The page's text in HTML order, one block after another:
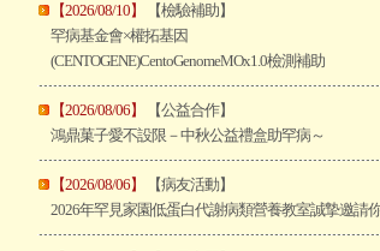
【2026/08/10】
【檢驗補助】
罕病基金會×權拓基因
(CENTOGENE)CentoGenomeMOx1.0檢測補助
【2026/08/06】
【公益合作】
鴻鼎菓子愛不設限－中秋公益禮盒助罕病～
【2026/08/06】
【病友活動】
2026年罕見家園低蛋白代謝病類營養教室誠摯邀請